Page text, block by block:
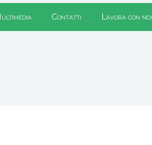
Contatti Lavora con noi